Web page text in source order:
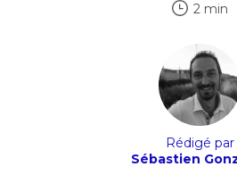
2 min
Rédigé par
Sébastien